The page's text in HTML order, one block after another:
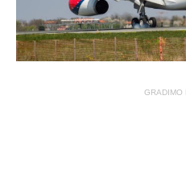
GRADIMO